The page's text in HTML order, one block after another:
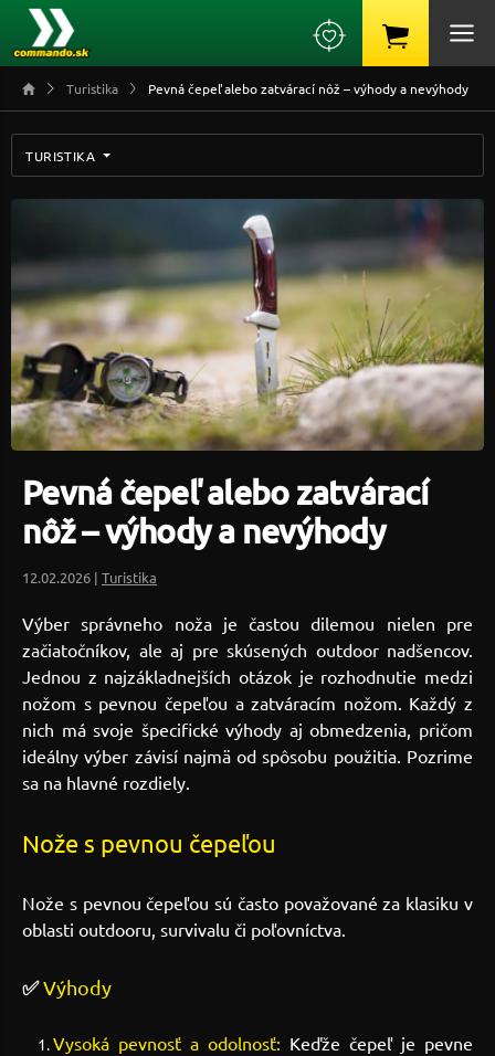
Turistika Pevná čepeľ alebo zatvárací nôž – výhody a nevýhody
TURISTIKA
Pevná čepeľ alebo zatvárací
nôž – výhody a nevýhody
12.02.2026 | Turistika
Výber správneho noža je častou dilemou nielen pre
začiatočníkov, ale aj pre skúsených outdoor nadšencov.
Jednou z najzákladnejších otázok je rozhodnutie medzi
nožom s pevnou čepeľou a zatváracím nožom. Každý z
nich má svoje špecifické výhody aj obmedzenia, pričom
ideálny výber závisí najmä od spôsobu použitia. Pozrime
sa na hlavné rozdiely.
Nože s pevnou čepeľou
Nože s pevnou čepeľou sú často považované za klasiku v
oblasti outdooru, survivalu či poľovníctva.
✅Výhody
Vysoká pevnosť a odolnosť: Keďže čepeľ je pevne